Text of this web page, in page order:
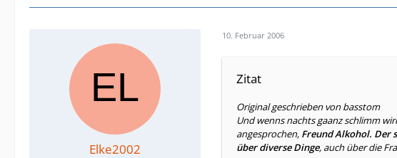
Elke2002
10. Februar 2006
Zitat
Original geschrieben von basstom
Und wenns nachts gaanz schlimm
angesprochen, Freund Alkohol. Der
über diverse Dinge, auch über die